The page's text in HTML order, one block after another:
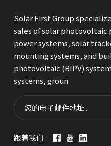
Solar First Group
sales of solar
power systems, solar
mounting systems, and
photovoltaic (BIPV)
systems, groun
跟着我们 :